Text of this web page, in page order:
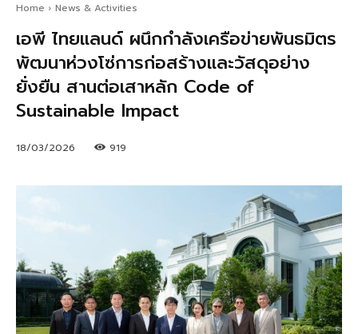
Home News & Activities
เอพี ไทยแลนด์ ผนึกกำลังเครือข่ายพันธมิตร
พัฒนาห่วงโซ่การก่อสร้างและวัสดุอย่าง
ยั่งยืน สานต่อเสาหลัก Code of
Sustainable Impact
18/03/2026 919